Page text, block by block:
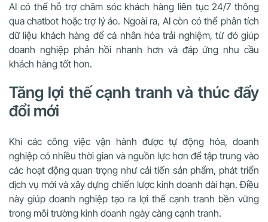
AI có thể hỗ trợ chăm sóc khách hàng liên tục 24/7 thông
qua chatbot hoặc trợ lý ảo. Ngoài ra, AI còn có thể phân tích
dữ liệu khách hàng để cá nhân hóa trải nghiệm, từ đó giúp
doanh nghiệp phản hồi nhanh hơn và đáp ứng nhu cầu
khách hàng tốt hơn.
Tăng lợi thế cạnh tranh và thúc đẩy
đổi mới
Khi các công việc vận hành được tự động hóa, doanh
nghiệp có nhiều thời gian và nguồn lực hơn để tập trung vào
các hoạt động quan trọng như cải tiến sản phẩm, phát triển
dịch vụ mới và xây dựng chiến lược kinh doanh dài hạn. Điều
này giúp doanh nghiệp tạo ra lợi thế cạnh tranh bền vững
trong môi trường kinh doanh ngày càng cạnh tranh.